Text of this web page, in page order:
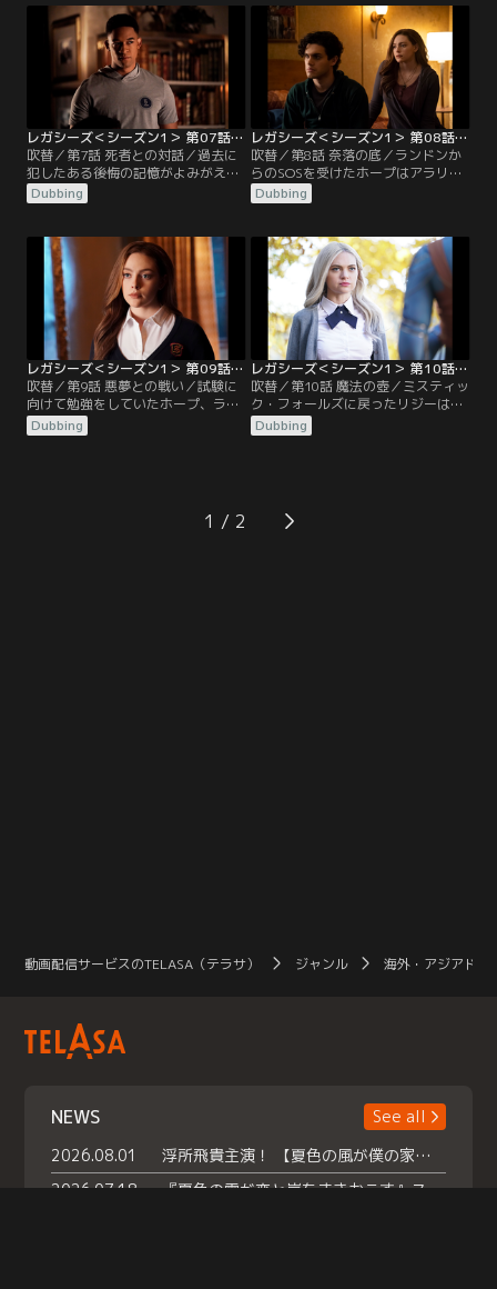
レガシーズ＜シーズン1＞ 第07話／吹替
吹替／第7話 死者との対話／過去に
犯したある後悔の記憶がよみがえ
り、苦しむラファエル。一方、ホー
プは心の奥底に自ら封印していた恐
Dubbing
レガシーズ＜シーズン1＞ 第08話／吹替
吹替／第8話 奈落の底／ランドンか
らのSOSを受けたホープはアラリッ
クと共に彼を探しに向かうが、追跡
中に彼の存在についての衝撃的な真
Dubbing
レガシーズ＜シーズン1＞ 第09話／吹替
吹替／第9話 悪夢との戦い／試験に
向けて勉強をしていたホープ、ラフ
ァエル、ランドン、MGだったが、
人の恐怖を餌とする新たなモンスタ
Dubbing
レガシーズ＜シーズン1＞ 第10話／吹替
吹替／第10話 魔法の壺／ミスティッ
ク・フォールズに戻ったリジーは謎
の女性と出会う。何でも望みをかな
えられるというその女性は、ホープ
Dubbing
1
動画配信サービスのTELASA（テラサ） ジャンル 海外・アジアドラ
NEWS
See all
2026.08.01
浮所飛貴主演！ 【夏色の風が僕の家にやってきた】 本日よりテラサで独占配信スタート！
2026.07.18
『夏色の雲が恋と嵐をまきおこす』スペシャルメイキング 【Part1】2026年７月18日（土）23時30分～配信スタート！話題のシーンの裏側を大公開！豪華キャスト大集合！ 『武宮家 真夏の家族会議』開催！